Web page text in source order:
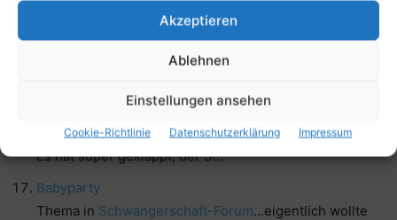
Akzeptieren
Ablehnen
Einstellungen ansehen
Cookie-Richtlinie Datenschutzerklärung Impressum
Mein Baby vom 1. bis 3. Jahr
auch noch eineBabyflasche, ich bekam ihn nicht los
davon! Nun gut, haben wir radikal alles der Zahnfee
warten, dann wäre der Zahnarztbesuch zu sehr
verblast gewesen und John war echt angetan von ihm.
Es hat super geklappt, der S…
Babyparty
Thema in Schwangerschaft-Forum…eigentlich wollte